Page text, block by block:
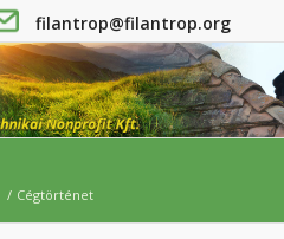
filantrop@filantrop.org
/ Cégtörténet